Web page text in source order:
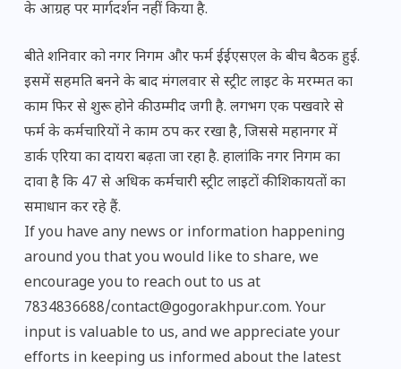
के आग्रह पर मार्गदर्शन नहीं किया है.
बीते शनिवार को नगर निगम और फर्म ईईएसएल के बीच बैठक हुई.
इसमें सहमति बनने के बाद मंगलवार से स्ट्रीट लाइट के मरम्मत का
काम फिर से शुरू होने की उम्मीद जगी है. लगभग एक पखवारे से
फर्म के कर्मचारियों ने काम ठप कर रखा है‚ जिससे महानगर में
डार्क एरिया का दायरा बढ़ता जा रहा है. हालांकि नगर निगम का
दावा है कि 47 से अधिक कर्मचारी स्ट्रीट लाइटों की शिकायतों का
समाधान कर रहे हैं.
If you have any news or information happening
around you that you would like to share, we
encourage you to reach out to us at
7834836688/contact@gogorakhpur.com. Your
input is valuable to us, and we appreciate your
efforts in keeping us informed about the latest